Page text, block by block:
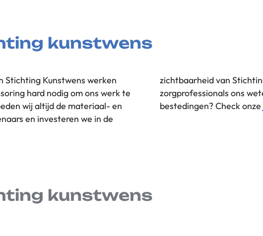
kunstwens
Stichting Kunstwens werken
hard nodig om ons werk te
wij altijd de materiaal- en
en investeren we in de
zodat ouders en
Benieuwd naar onze
bestedingen? Check onze
kunstwens